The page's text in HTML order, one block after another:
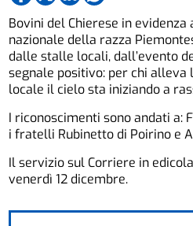
Bovini del Chierese in evidenza
nazionale della razza
dalle stalle locali, dall’evento
segnale positivo: per chi alleva
locale il cielo sta iniziando a
I riconoscimenti sono andati a:
i fratelli Rubinetto di Poirino e
Il servizio sul Corriere in
venerdì 12 dicembre.